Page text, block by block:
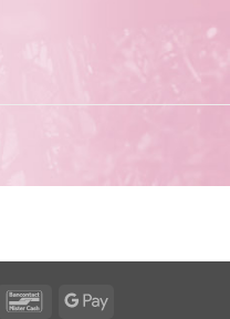
BancontactGoogle